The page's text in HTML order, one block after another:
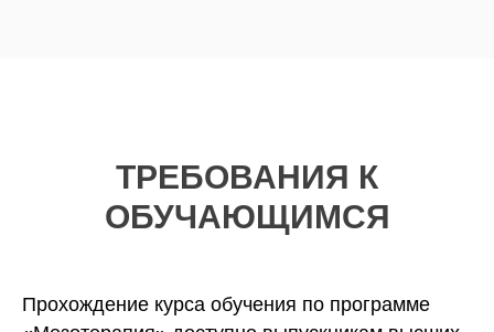
ТРЕБОВАНИЯ К
ОБУЧАЮЩИМСЯ
Прохождение курса обучения по программе